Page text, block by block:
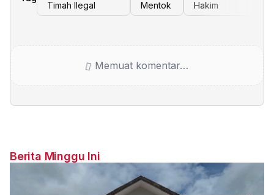
Timah Ilegal
Mentok
Hakim
Memuat komentar…
Berita Minggu Ini